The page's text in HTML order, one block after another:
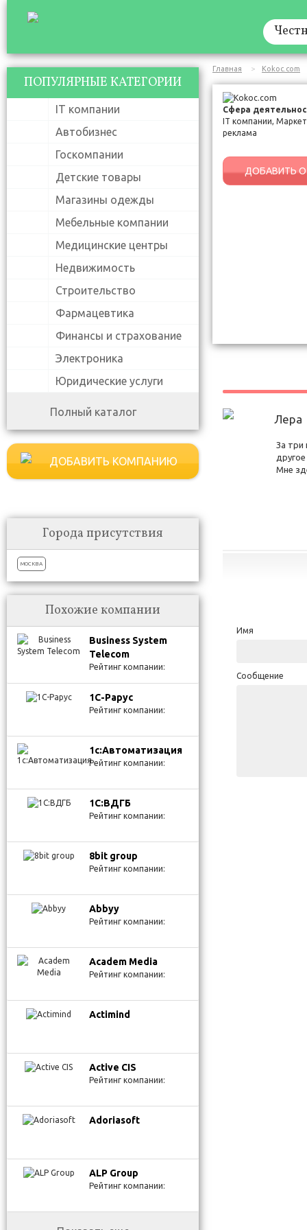
ПОПУЛЯРНЫЕ КАТЕГОРИИ
IT компании
Автобизнес
Госкомпании
Детские товары
Магазины одежды
Мебельные компании
Медицинские центры
Недвижимость
Строительство
Фармацевтика
Финансы и страхование
Электроника
Юридические услуги
Полный каталог
ДОБАВИТЬ КОМПАНИЮ
Города присутствия
МОСКВА
Похожие компании
Business System
Telecom
Рейтинг компании:
1С-Рарус
Рейтинг компании:
1с:Автоматизация
Рейтинг компании:
1С:ВДГБ
Рейтинг компании:
8bit group
Рейтинг компании:
Abbyy
Рейтинг компании:
Academ Media
Рейтинг компании:
Actimind
Active CIS
Рейтинг компании:
Adoriasoft
ALP Group
Рейтинг компании:
Главная Kokoc.com
Сфера
IT компании,
реклама
ДОБАВИТЬ
Лера
За три
Мне
Имя
Сообщение